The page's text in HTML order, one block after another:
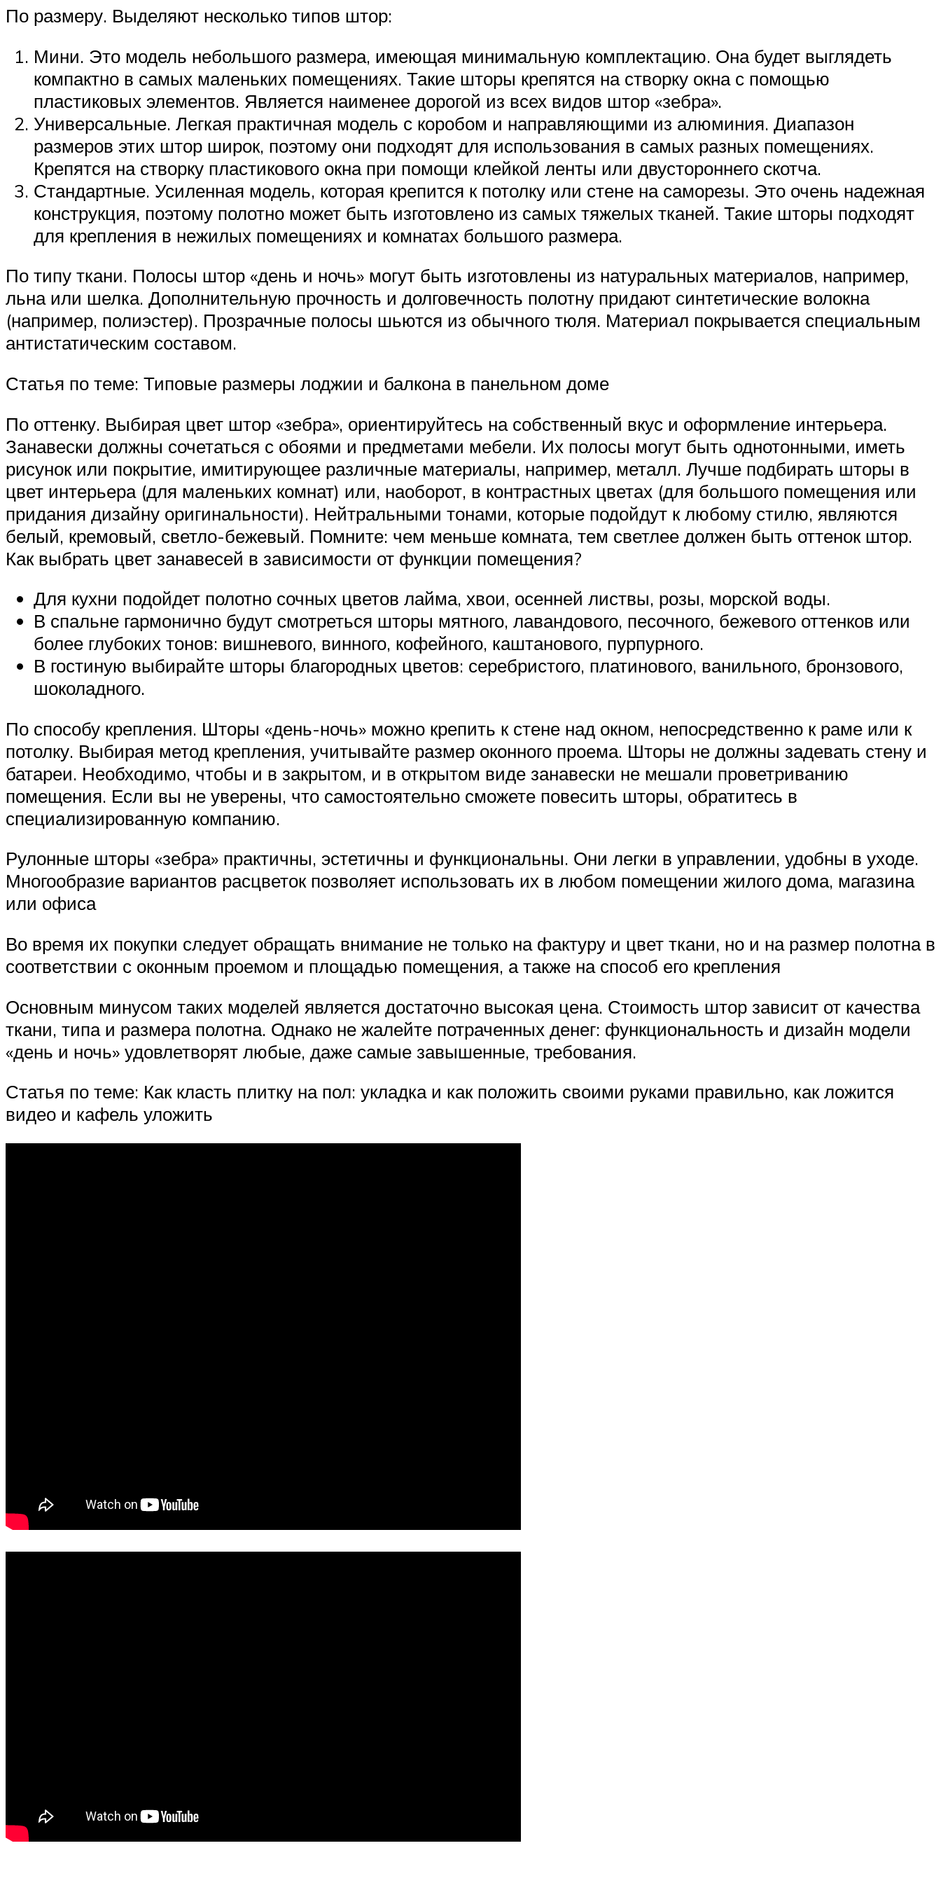
По размеру. Выделяют несколько типов штор:
Мини. Это модель небольшого размера, имеющая минимальную комплектацию. Она будет выглядеть
компактно в самых маленьких помещениях. Такие шторы крепятся на створку окна с помощью
пластиковых элементов. Является наименее дорогой из всех видов штор «зебра».
Универсальные. Легкая практичная модель с коробом и направляющими из алюминия. Диапазон
размеров этих штор широк, поэтому они подходят для использования в самых разных помещениях.
Крепятся на створку пластикового окна при помощи клейкой ленты или двустороннего скотча.
Стандартные. Усиленная модель, которая крепится к потолку или стене на саморезы. Это очень надежная
конструкция, поэтому полотно может быть изготовлено из самых тяжелых тканей. Такие шторы подходят
для крепления в нежилых помещениях и комнатах большого размера.
По типу ткани. Полосы штор «день и ночь» могут быть изготовлены из натуральных материалов, например,
льна или шелка. Дополнительную прочность и долговечность полотну придают синтетические волокна
(например, полиэстер). Прозрачные полосы шьются из обычного тюля. Материал покрывается специальным
антистатическим составом.
Статья по теме: Типовые размеры лоджии и балкона в панельном доме
По оттенку. Выбирая цвет штор «зебра», ориентируйтесь на собственный вкус и оформление интерьера.
Занавески должны сочетаться с обоями и предметами мебели. Их полосы могут быть однотонными, иметь
рисунок или покрытие, имитирующее различные материалы, например, металл. Лучше подбирать шторы в
цвет интерьера (для маленьких комнат) или, наоборот, в контрастных цветах (для большого помещения или
придания дизайну оригинальности). Нейтральными тонами, которые подойдут к любому стилю, являются
белый, кремовый, светло-бежевый. Помните: чем меньше комната, тем светлее должен быть оттенок штор.
Как выбрать цвет занавесей в зависимости от функции помещения?
Для кухни подойдет полотно сочных цветов лайма, хвои, осенней листвы, розы, морской воды.
В спальне гармонично будут смотреться шторы мятного, лавандового, песочного, бежевого оттенков или
более глубоких тонов: вишневого, винного, кофейного, каштанового, пурпурного.
В гостиную выбирайте шторы благородных цветов: серебристого, платинового, ванильного, бронзового,
шоколадного.
По способу крепления. Шторы «день-ночь» можно крепить к стене над окном, непосредственно к раме или к
потолку. Выбирая метод крепления, учитывайте размер оконного проема. Шторы не должны задевать стену и
батареи. Необходимо, чтобы и в закрытом, и в открытом виде занавески не мешали проветриванию
помещения. Если вы не уверены, что самостоятельно сможете повесить шторы, обратитесь в
специализированную компанию.
Рулонные шторы «зебра» практичны, эстетичны и функциональны. Они легки в управлении, удобны в уходе.
Многообразие вариантов расцветок позволяет использовать их в любом помещении жилого дома, магазина
или офиса
Во время их покупки следует обращать внимание не только на фактуру и цвет ткани, но и на размер полотна в
соответствии с оконным проемом и площадью помещения, а также на способ его крепления
Основным минусом таких моделей является достаточно высокая цена. Стоимость штор зависит от качества
ткани, типа и размера полотна. Однако не жалейте потраченных денег: функциональность и дизайн модели
«день и ночь» удовлетворят любые, даже самые завышенные, требования.
Статья по теме: Как класть плитку на пол: укладка и как положить своими руками правильно, как ложится
видео и кафель уложить